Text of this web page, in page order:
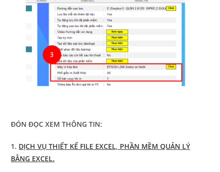
ĐÓN ĐỌC XEM THÔNG TIN:
1. DỊCH VỤ THIẾT KẾ FILE EXCEL, PHẦN MỀM QUẢN LÝ
BẰNG EXCEL.